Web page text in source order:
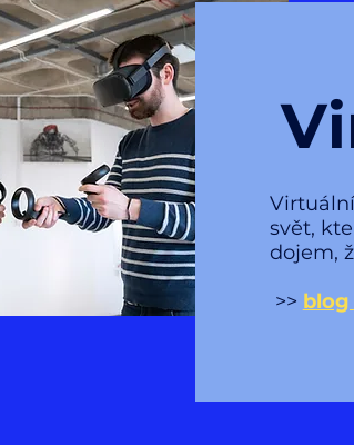
svět,
dojem,
>>